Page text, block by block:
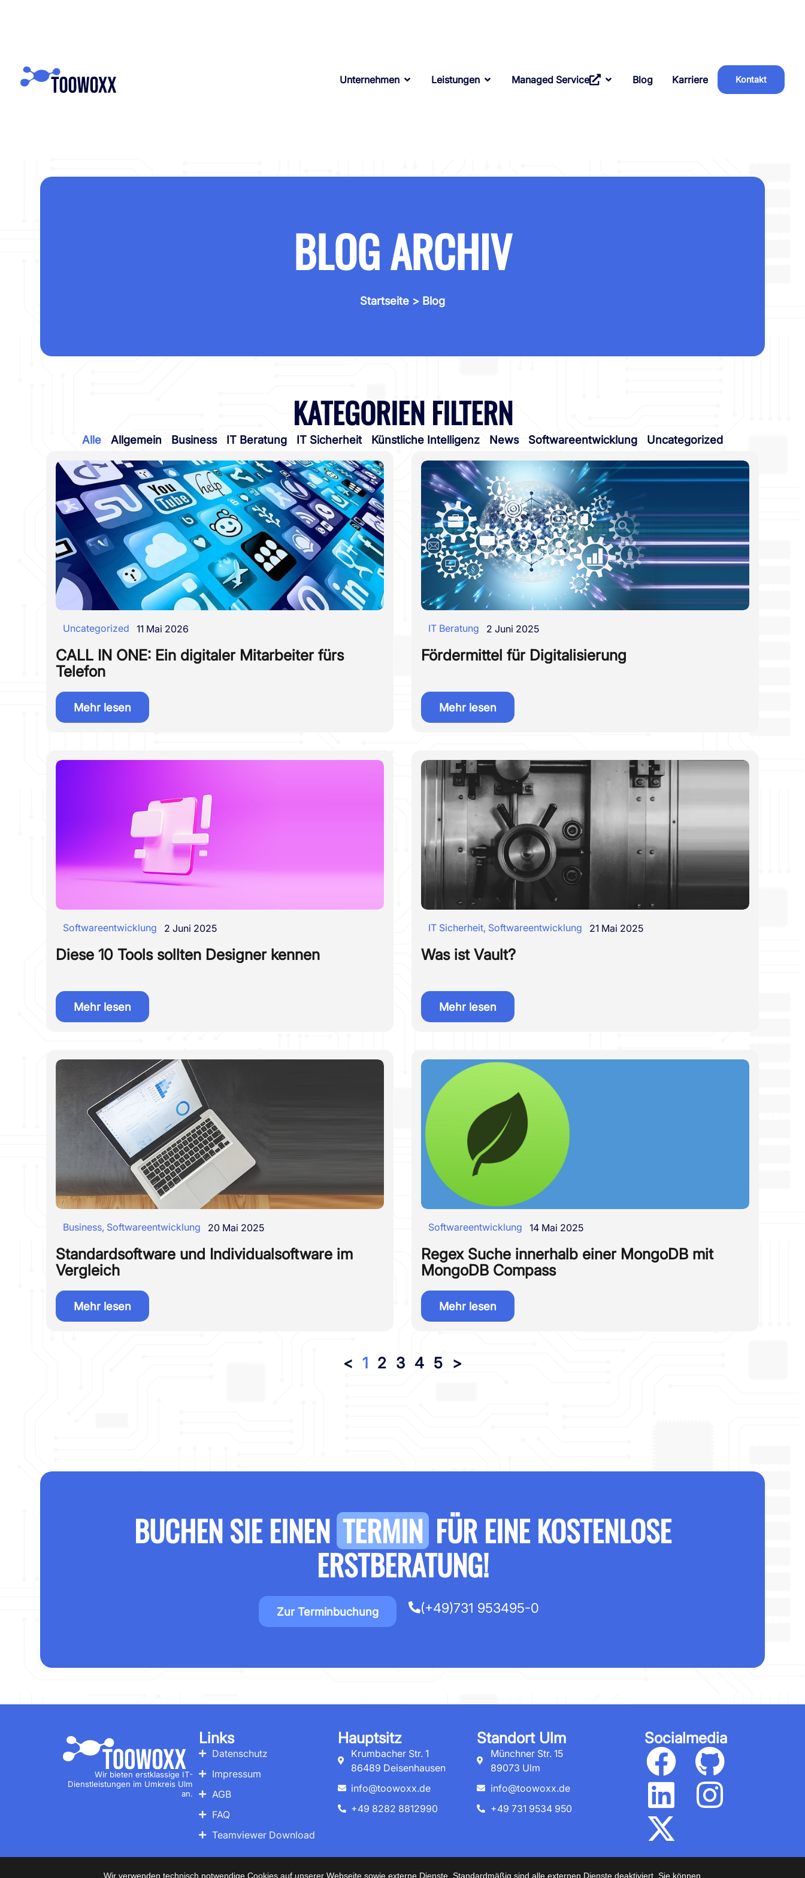
Unternehmen Leistungen Managed Service Blog Karriere Kontakt
BLOG ARCHIV
Startseite > Blog
KATEGORIEN FILTERN
Allgemein Business IT Beratung IT Sicherheit Künstliche Intelligenz News Softwareentwicklung Uncategorized
Alle
Uncategorized 11 Mai 2026
CALL IN ONE: Ein digitaler Mitarbeiter fürs
Telefon
Mehr lesen
IT Beratung 2 Juni 2025
Fördermittel für Digitalisierung
Mehr lesen
Softwareentwicklung 2 Juni 2025
Diese 10 Tools sollten Designer kennen
Mehr lesen
IT Sicherheit, Softwareentwicklung 21 Mai 2025
Was ist Vault?
Mehr lesen
Business, Softwareentwicklung 20 Mai 2025
Standardsoftware und Individualsoftware im
Vergleich
Mehr lesen
Softwareentwicklung 14 Mai 2025
Regex Suche innerhalb einer MongoDB mit
MongoDB Compass
Mehr lesen
< 1 2 3 4 5 >
BUCHEN SIE EINEN TERMINFÜR EINE KOSTENLOSE
ERSTBERATUNG!
Zur Terminbuchung (+49)731 953495-0
Wir bieten erstklassige IT-
Dienstleistungen im Umkreis Ulm
an.
Links
Datenschutz
Impressum
AGB
FAQ
Teamviewer Download
Hauptsitz
Krumbacher Str. 1
86489 Deisenhausen
info@toowoxx.de
+49 8282 8812990
Standort Ulm
Münchner Str. 15
89073 Ulm
info@toowoxx.de
+49 731 9534 950
Socialmedia
Wir verwenden technisch notwendige Cookies auf unserer Webseite sowie externe Dienste. Standardmäßig sind alle externen Dienste deaktiviert. Sie können